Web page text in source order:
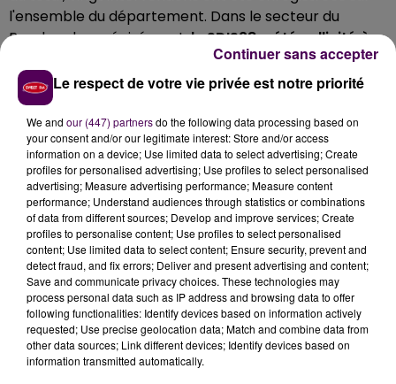
l'ensemble du département. Dans le secteur du
Perche plus précisément,le SDIS28 a été sollicité à
Fontaine-Simon, Meaucé, Vaupillon, Chassant,
Beaumont-les-Autels ainsi qu'aux Etilleux, chez des
particuliers exclusivement, pour de la
sécurité de matériaux menaçants"ou des opérations
de pompage. Seuls des dégâts matériels ont été
signalés, pas de blessé, pas d'évacuation.
Le respect de votre vie privée est notre priorité
We and our (447) partnersdo the following data processing based on
your consent and/or our legitimate interest: Store and/or access
information on a device; Use limited data to select advertising; Create
profiles for personalised advertising; Use profiles to select personalised
advertising; Measure advertising performance; Measure content
performance; Understand audiences through statistics or combinations
of data from different sources; Develop and improve services; Create
profiles to personalise content; Use profiles to select personalised
content; Use limited data to select content; Ensure security, prevent and
detect fraud, and fix errors; Deliver and present advertising and content;
Save and communicate privacy choices. These technologies may
process personal data such as IP address and browsing data to offer
following functionalities: Identify devices based on information actively
requested; Use precise geolocation data; Match and combine data from
other data sources; Link different devices; Identify devices based on
information transmitted automatically.
Continuer sans accepter